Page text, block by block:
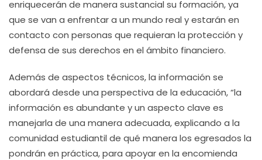
enriquecerán de manera sustancial su formación, ya
que se van a enfrentar a un mundo real y estarán en
contacto con personas que requieran la protección y
defensa de sus derechos en el ámbito financiero.
Además de aspectos técnicos, la información se
abordará desde una perspectiva de la educación, “la
información es abundante y un aspecto clave es
manejarla de una manera adecuada, explicando a la
comunidad estudiantil de qué manera los egresados la
pondrán en práctica, para apoyar en la encomienda